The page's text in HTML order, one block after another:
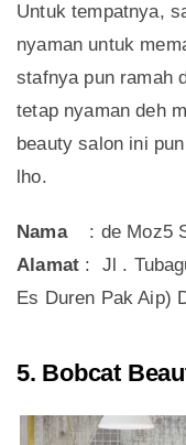
Untuk tempatnya,
nyaman untuk
stafnya pun ramah
tetap nyaman deh
beauty salon ini
lho.
Nama: de Moz5
Alamat : Jl .
Es Duren Pak Aip)
5. Bobcat